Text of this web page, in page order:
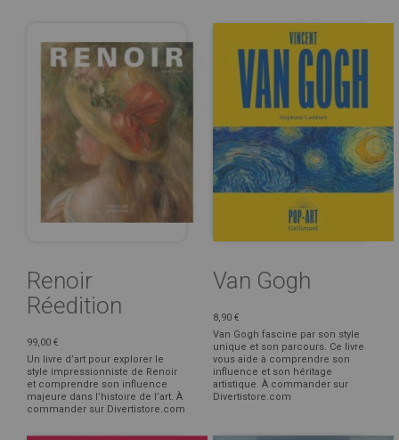
Renoir
Réedition
99,00 €
Un livre d’art pour explorer le
style impressionniste de Renoir
et comprendre son influence
majeure dans l’histoire de l’art. À
commander sur Divertistore.com
Van Gogh
8,90 €
Van Gogh fascine par son style
unique et son parcours. Ce livre
vous aide à comprendre son
influence et son héritage
artistique. À commander sur
Divertistore.com